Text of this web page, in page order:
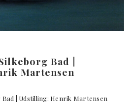
Bad |
Martensen
| Udstilling: Henrik Martensen